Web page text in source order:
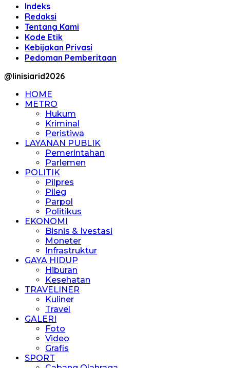
Indeks
Redaksi
Tentang Kami
Kode Etik
Kebijakan Privasi
Pedoman Pemberitaan
@linisiarid2026
HOME
METRO
Hukum
Kriminal
Peristiwa
LAYANAN PUBLIK
Pemerintahan
Parlemen
POLITIK
Pilpres
Pileg
Parpol
Politikus
EKONOMI
Bisnis & Ivestasi
Moneter
Infrastruktur
GAYA HIDUP
Hiburan
Kesehatan
TRAVELINER
Kuliner
Travel
GALERI
Foto
Video
Grafis
SPORT